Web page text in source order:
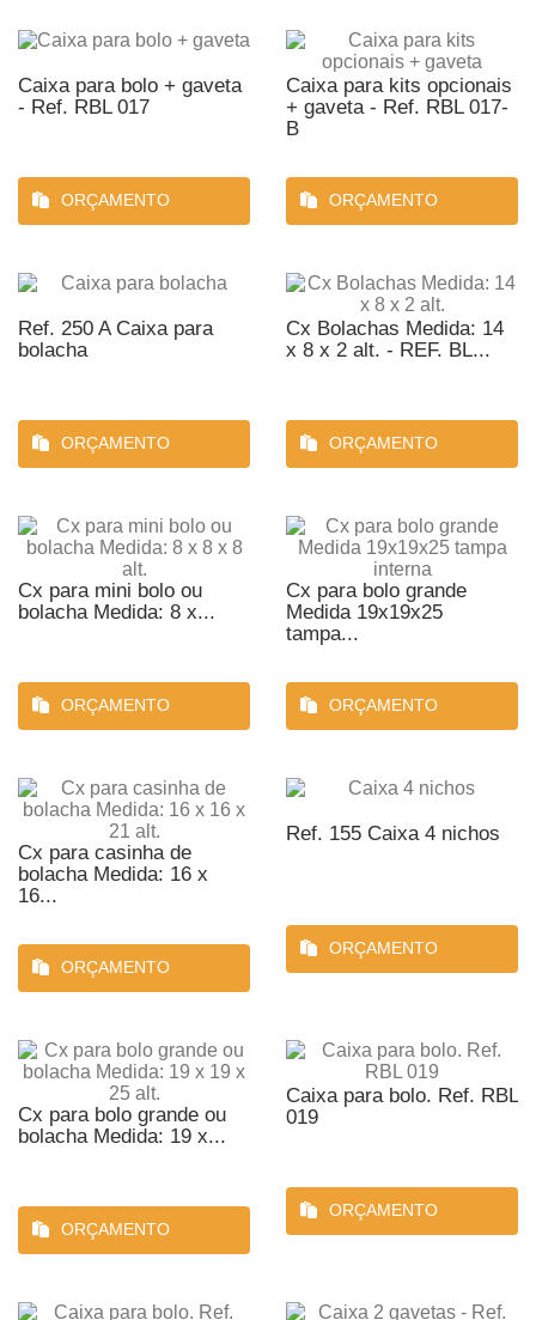
Caixa para bolo + gaveta
- Ref. RBL 017
ORÇAMENTO
Caixa para kits opcionais
+ gaveta - Ref. RBL 017-
B
ORÇAMENTO
Ref. 250 A Caixa para
bolacha
ORÇAMENTO
Cx Bolachas Medida: 14
x 8 x 2 alt. - REF. BL...
ORÇAMENTO
Cx para mini bolo ou
bolacha Medida: 8 x...
ORÇAMENTO
Cx para bolo grande
Medida 19x19x25
tampa...
ORÇAMENTO
Cx para casinha de
bolacha Medida: 16 x
16...
ORÇAMENTO
Ref. 155 Caixa 4 nichos
ORÇAMENTO
Cx para bolo grande ou
bolacha Medida: 19 x...
ORÇAMENTO
Caixa para bolo. Ref. RBL
019
ORÇAMENTO